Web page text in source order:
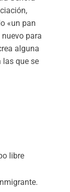
«un pan
para
alguna
que se
libre